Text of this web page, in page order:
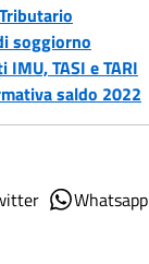
soggiorno
IMU, TASI e TARI
saldo 2022
Whatsapp